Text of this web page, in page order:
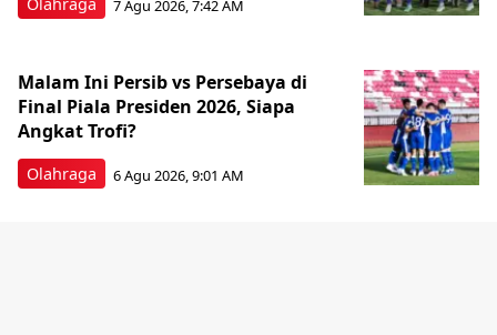
7 Agu 2026, 7:42 AM
Olahraga
Malam Ini Persib vs Persebaya di
Final Piala Presiden 2026, Siapa
Angkat Trofi?
6 Agu 2026, 9:01 AM